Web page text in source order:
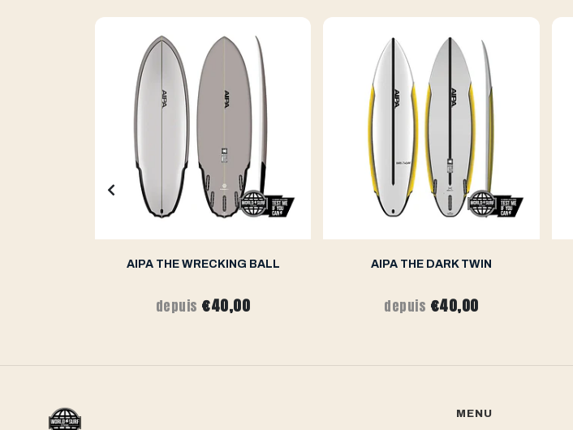
AIPA THE WRECKING BALL
depuis €40,00
AIPA THE DARK TWIN
depuis €40,00
MENU